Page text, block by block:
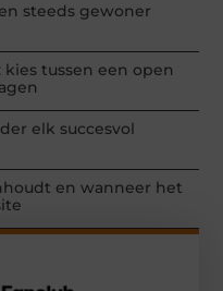
steeds gewoner
tussen een open
elk succesvol
en wanneer het